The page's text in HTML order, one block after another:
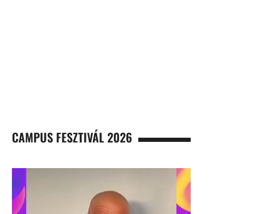
CAMPUS FESZTIVÁL 2026